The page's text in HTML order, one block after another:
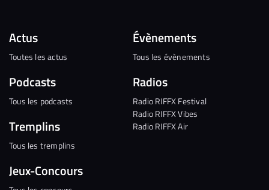
Actus
Toutes les actus
Podcasts
Tous les podcasts
Tremplins
Tous les tremplins
Jeux-Concours
Évènements
Tous les évènements
Radios
Radio RIFFX Festival
Radio RIFFX Vibes
Radio RIFFX Air